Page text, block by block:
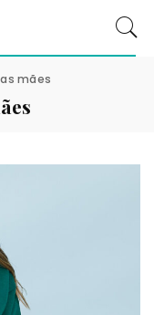
mães